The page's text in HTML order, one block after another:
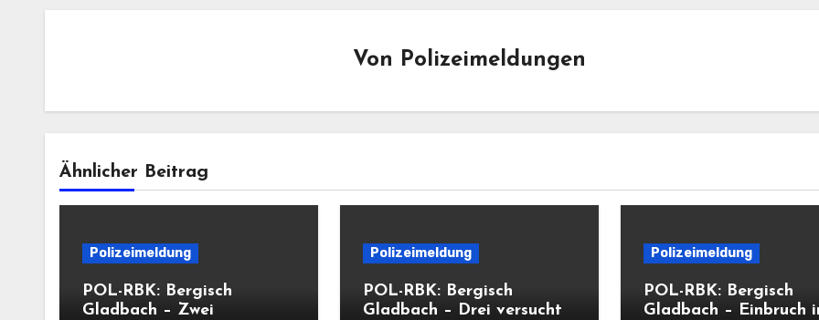
Von Polizeimeldungen
Ähnlicher Beitrag
Polizeimeldung
POL-RBK: Bergisch
Gladbach – Zwei
Polizeimeldung
POL-RBK: Bergisch
Gladbach – Drei versuchte
Polizeimeldung
POL-RBK: Bergisch
Gladbach – Einbruch